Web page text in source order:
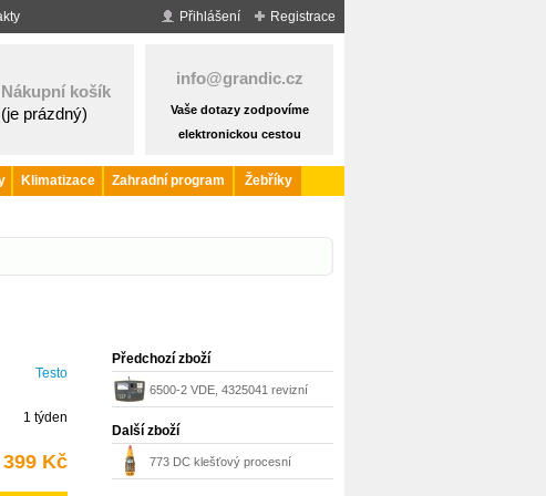
Registrace
Přihlášení
Nákupní košík
(je prázdný)
info@grandic.cz
Vaše dotazy zodpovíme
elektronickou cestou
Klimatizace Zahradní program
Žebříky
Testo
1 týden
399 Kč
Předchozí zboží
6500-2 VDE, 4325041 revizní
přístroj Fluke
Další zboží
773 DC klešťový procesní